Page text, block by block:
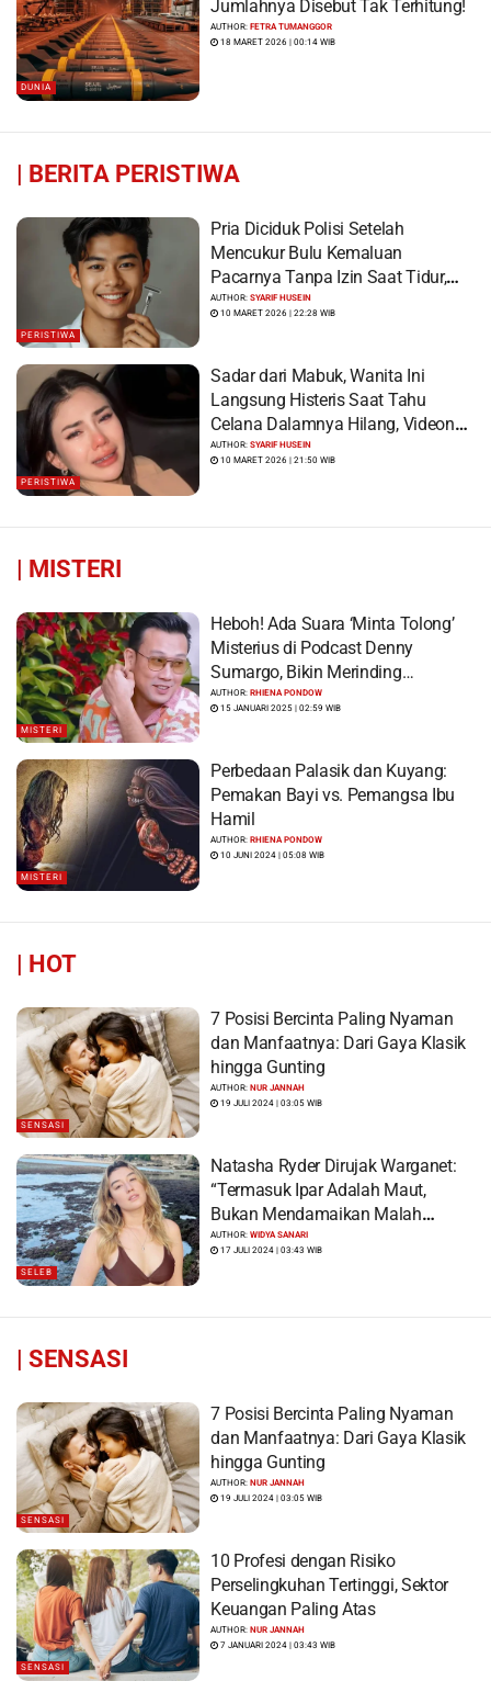
DUNIA
Jumlahnya Disebut Tak Terhitung!
AUTHOR:FETRA TUMANGGOR
18 MARET 2026 | 00:14 WIB
| BERITA PERISTIWA
PERISTIWA
Pria Diciduk Polisi Setelah
Mencukur Bulu Kemaluan
Pacarnya Tanpa Izin Saat Tidur,
Korban Syok Saat Terbangun
AUTHOR:SYARIF HUSEIN
10 MARET 2026 | 22:28 WIB
PERISTIWA
Sadar dari Mabuk, Wanita Ini
Langsung Histeris Saat Tahu
Celana Dalamnya Hilang, Videonya
Viral
AUTHOR:SYARIF HUSEIN
10 MARET 2026 | 21:50 WIB
| MISTERI
MISTERI
Heboh! Ada Suara ‘Minta Tolong’
Misterius di Podcast Denny
Sumargo, Bikin Merinding…
AUTHOR:RHIENA PONDOW
15 JANUARI 2025 | 02:59 WIB
MISTERI
Perbedaan Palasik dan Kuyang:
Pemakan Bayi vs. Pemangsa Ibu
Hamil
AUTHOR:RHIENA PONDOW
10 JUNI 2024 | 05:08 WIB
| HOT
SENSASI
7 Posisi Bercinta Paling Nyaman
dan Manfaatnya: Dari Gaya Klasik
hingga Gunting
AUTHOR:NUR JANNAH
19 JULI 2024 | 03:05 WIB
SELEB
Natasha Ryder Dirujak Warganet:
“Termasuk Ipar Adalah Maut,
Bukan Mendamaikan Malah
Menyiram Bensin”
AUTHOR:WIDYA SANARI
17 JULI 2024 | 03:43 WIB
| SENSASI
SENSASI
7 Posisi Bercinta Paling Nyaman
dan Manfaatnya: Dari Gaya Klasik
hingga Gunting
AUTHOR:NUR JANNAH
19 JULI 2024 | 03:05 WIB
SENSASI
10 Profesi dengan Risiko
Perselingkuhan Tertinggi, Sektor
Keuangan Paling Atas
AUTHOR:NUR JANNAH
7 JANUARI 2024 | 03:43 WIB